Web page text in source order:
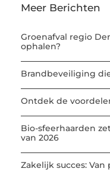
Meer Berichten
Groenafval regio
ophalen?
Brandbeveiliging
Ontdek de
Bio-sfeerhaarden
van 2026
Zakelijk succes: